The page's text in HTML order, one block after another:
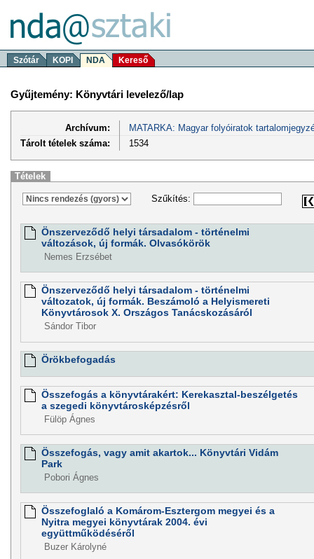
Szótár KOPI NDA Kereső
Gyűjtemény: Könyvtári levelező/lap
Archívum:
MATARKA: Magyar folyóiratok
Tárolt tételek száma:
1534
Tételek
Szűkítés:
Önszerveződő helyi társadalom - történelmi
változások, új formák. Olvasókörök
Nemes Erzsébet
Önszerveződő helyi társadalom - történelmi
változatok, új formák. Beszámoló a Helyismereti
Könyvtárosok X. Országos Tanácskozásáról
Sándor Tibor
Örökbefogadás
Összefogás a könyvtárakért: Kerekasztal-beszélgetés
a szegedi könyvtárosképzésről
Fülöp Ágnes
Összefogás, vagy amit akartok... Könyvtári Vidám
Park
Pobori Ágnes
Összefoglaló a Komárom-Esztergom megyei és a
Nyitra megyei könyvtárak 2004. évi
együttműködéséről
Buzer Károlyné